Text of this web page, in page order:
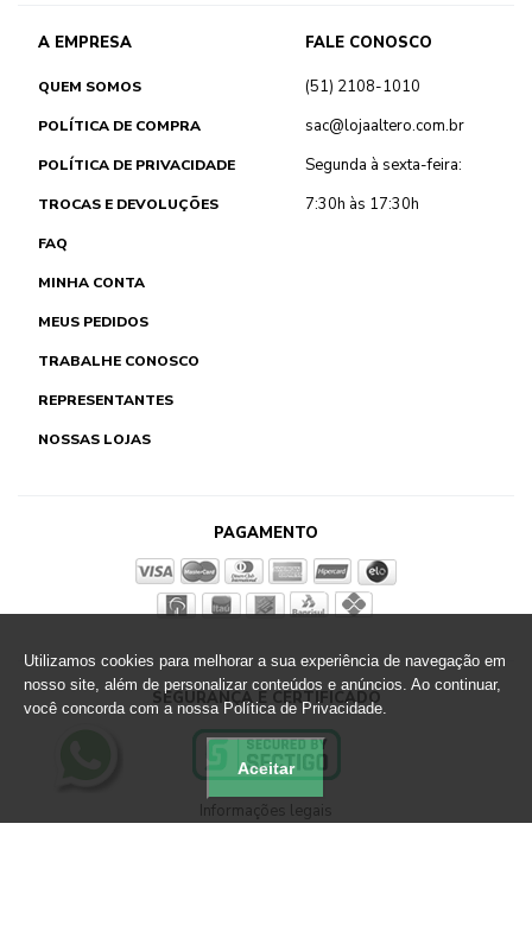
A EMPRESA
QUEM SOMOS
POLÍTICA DE COMPRA
POLÍTICA DE PRIVACIDADE
TROCAS E DEVOLUÇÕES
FAQ
MINHA CONTA
MEUS PEDIDOS
TRABALHE CONOSCO
REPRESENTANTES
NOSSAS LOJAS
FALE CONOSCO
(51) 2108-1010
sac@lojaaltero.com.br
Segunda à sexta-feira:
7:30h às 17:30h
PAGAMENTO
SEGURANÇA E CERTIFICADO
Informações legais
Utilizamos cookies para melhorar a sua experiência de navegação em
nosso site, além de personalizar conteúdos e anúncios. Ao continuar,
você concorda com a nossa Política de Privacidade.
Aceitar